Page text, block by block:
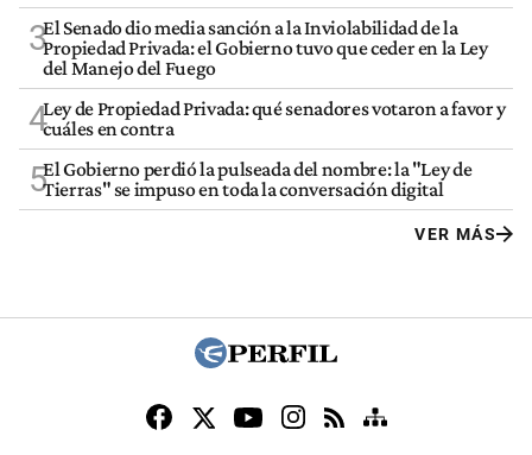
3El Senado dio media sanción a la Inviolabilidad de la
Propiedad Privada: el Gobierno tuvo que ceder en la Ley
del Manejo del Fuego
4Ley de Propiedad Privada: qué senadores votaron a favor y
cuáles en contra
5El Gobierno perdió la pulseada del nombre: la "Ley de
Tierras" se impuso en toda la conversación digital
VER MÁS